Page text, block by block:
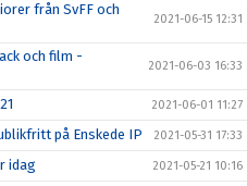
från SvFF och
2021-06-15 12:31
och film -
2021-06-03 16:33
2021-06-01 11:27
på Enskede IP 2021-05-31 17:33
idag 2021-05-21 10:16